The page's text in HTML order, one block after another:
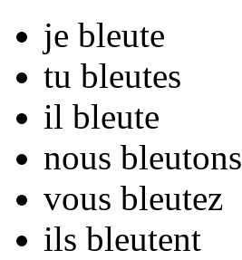
je bleute
tu bleutes
il bleute
nous bleutons
vous bleutez
ils bleutent